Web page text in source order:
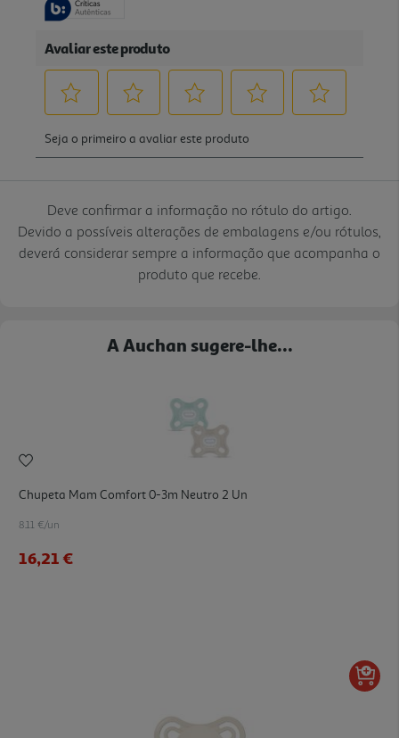
Deve confirmar a informação no rótulo do artigo.
Devido a possíveis alterações de embalagens e/ou rótulos,
deverá considerar sempre a informação que acompanha o
produto que recebe.
A Auchan sugere-lhe...
Chupeta Mam Comfort 0-3m Neutro 2 Un
8.11 €/un
16,21 €